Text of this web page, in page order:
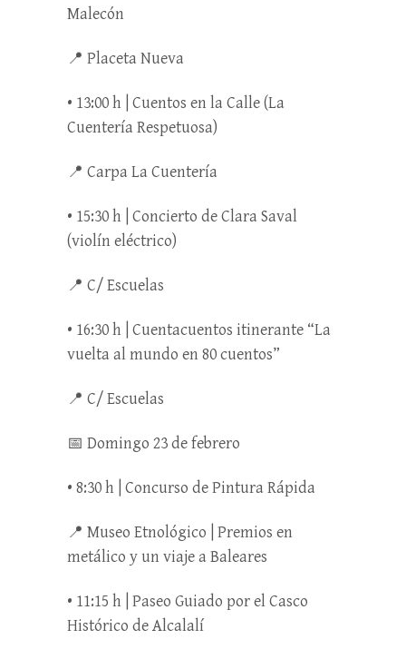
Malecón
📍 Placeta Nueva
• 13:00 h | Cuentos en la Calle (La
Cuentería Respetuosa)
📍 Carpa La Cuentería
• 15:30 h | Concierto de Clara Saval
(violín eléctrico)
📍 C/ Escuelas
• 16:30 h | Cuentacuentos itinerante “La
vuelta al mundo en 80 cuentos”
📍 C/ Escuelas
📅 Domingo 23 de febrero
• 8:30 h | Concurso de Pintura Rápida
📍 Museo Etnológico | Premios en
metálico y un viaje a Baleares
• 11:15 h | Paseo Guiado por el Casco
Histórico de Alcalalí